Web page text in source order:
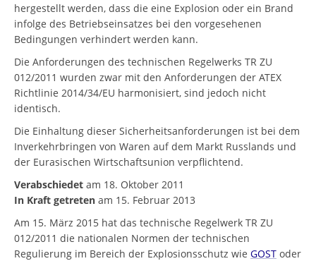
hergestellt werden, dass die eine Explosion oder ein Brand
infolge des Betriebseinsatzes bei den vorgesehenen
Bedingungen verhindert werden kann.
Die Anforderungen des technischen Regelwerks TR ZU
012/2011 wurden zwar mit den Anforderungen der ATEX
Richtlinie 2014/34/EU harmonisiert, sind jedoch nicht
identisch.
Die Einhaltung dieser Sicherheitsanforderungen ist bei dem
Inverkehrbringen von Waren auf dem Markt Russlands und
der Eurasischen Wirtschaftsunion verpflichtend.
Verabschiedet am 18. Oktober 2011
In Kraft getreten am 15. Februar 2013
Am 15. März 2015 hat das technische Regelwerk TR ZU
012/2011 die nationalen Normen der technischen
Regulierung im Bereich der Explosionsschutz wie GOST oder